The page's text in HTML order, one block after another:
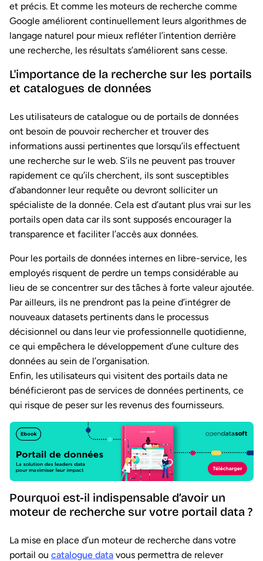
et précis. Et comme les moteurs de recherche comme
Google améliorent continuellement leurs algorithmes de
langage naturel pour mieux refléter l’intention derrière
une recherche, les résultats s’améliorent sans cesse.
L'importance de la recherche sur les portails
et catalogues de données
Les utilisateurs de catalogue ou de portails de données
ont besoin de pouvoir rechercher et trouver des
informations aussi pertinentes que lorsqu’ils effectuent
une recherche sur le web. S’ils ne peuvent pas trouver
rapidement ce qu’ils cherchent, ils sont susceptibles
d’abandonner leur requête ou devront solliciter un
spécialiste de la donnée. Cela est d’autant plus vrai sur les
portails open data car ils sont supposés encourager la
transparence et faciliter l’accès aux données.
Pour les portails de données internes en libre-service, les
employés risquent de perdre un temps considérable au
lieu de se concentrer sur des tâches à forte valeur ajoutée.
Par ailleurs, ils ne prendront pas la peine d’intégrer de
nouveaux datasets pertinents dans le processus
décisionnel ou dans leur vie professionnelle quotidienne,
ce qui empêchera le développement d’une culture des
données au sein de l’organisation.
Enfin, les utilisateurs qui visitent des portails data ne
bénéficieront pas de services de données pertinents, ce
qui risque de peser sur les revenus des fournisseurs.
Pourquoi est-il indispensable d’avoir un
moteur de recherche sur votre portail data ?
La mise en place d’un moteur de recherche dans votre
portail ou catalogue data vous permettra de relever